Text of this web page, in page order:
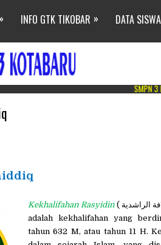
» INFO GTK TIKOBAR » DATA SISWA
SMPN 3 KOTABARU
Kekhalifahan Rasyidin ( الراشدية
adalah kekhalifahan yang
tahun 632 M, atau tahun 11 H.